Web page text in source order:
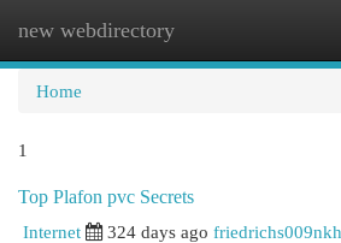
new webdirectory
Home
1
Top Plafon pvc Secrets
Internet
324 days ago